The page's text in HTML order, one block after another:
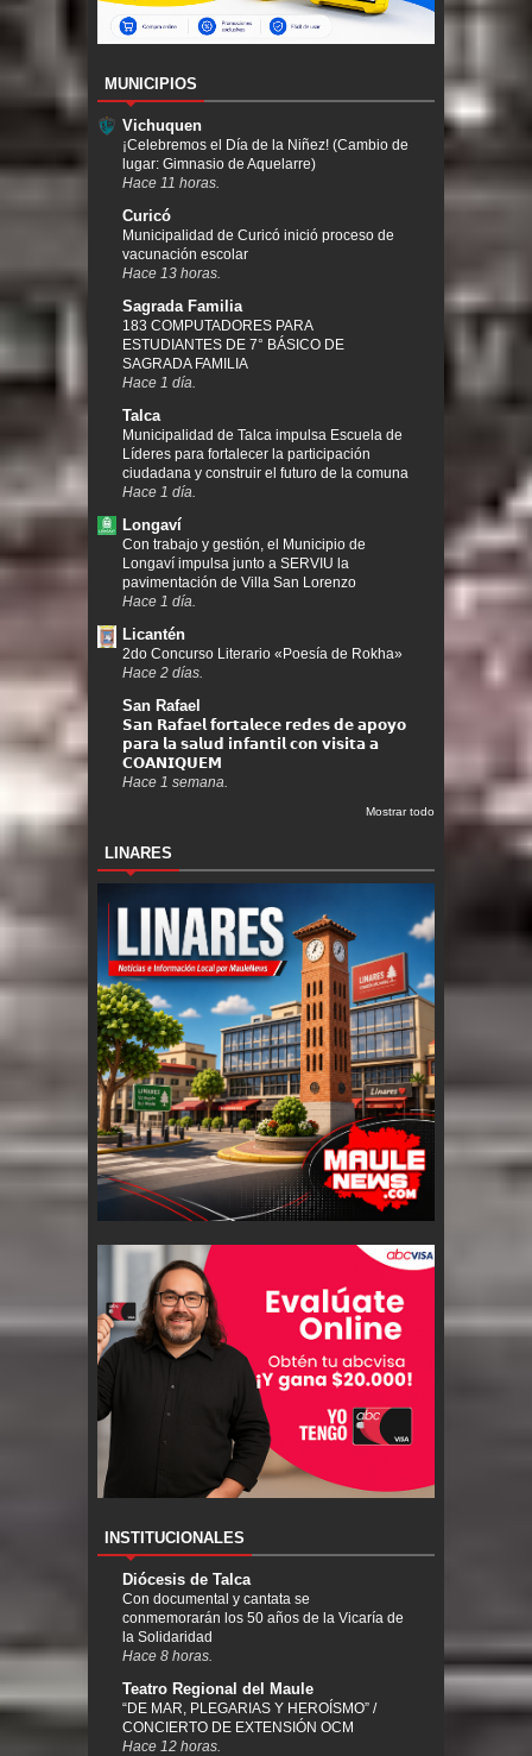
MUNICIPIOS
Vichuquen
¡Celebremos el Día de la Niñez! (Cambio de
lugar: Gimnasio de Aquelarre)
Hace 11 horas.
Curicó
Municipalidad de Curicó inició proceso de
vacunación escolar
Hace 13 horas.
Sagrada Familia
183 COMPUTADORES PARA
ESTUDIANTES DE 7° BÁSICO DE
SAGRADA FAMILIA
Hace 1 día.
Talca
Municipalidad de Talca impulsa Escuela de
Líderes para fortalecer la participación
ciudadana y construir el futuro de la comuna
Hace 1 día.
Longaví
Con trabajo y gestión, el Municipio de
Longaví impulsa junto a SERVIU la
pavimentación de Villa San Lorenzo
Hace 1 día.
Licantén
2do Concurso Literario «Poesía de Rokha»
Hace 2 días.
San Rafael
𝗦𝗮𝗻 𝗥𝗮𝗳𝗮𝗲𝗹 𝗳𝗼𝗿𝘁𝗮𝗹𝗲𝗰𝗲 𝗿𝗲𝗱𝗲𝘀 𝗱𝗲 𝗮𝗽𝗼𝘆𝗼
𝗽𝗮𝗿𝗮 𝗹𝗮 𝘀𝗮𝗹𝘂𝗱 𝗶𝗻𝗳𝗮𝗻𝘁𝗶𝗹 𝗰𝗼𝗻 𝘃𝗶𝘀𝗶𝘁𝗮 𝗮
𝗖𝗢𝗔𝗡𝗜𝗤𝗨𝗘𝗠
Hace 1 semana.
Mostrar todo
LINARES
INSTITUCIONALES
Diócesis de Talca
Con documental y cantata se
conmemorarán los 50 años de la Vicaría de
la Solidaridad
Hace 8 horas.
Teatro Regional del Maule
“DE MAR, PLEGARIAS Y HEROÍSMO” /
CONCIERTO DE EXTENSIÓN OCM
Hace 12 horas.